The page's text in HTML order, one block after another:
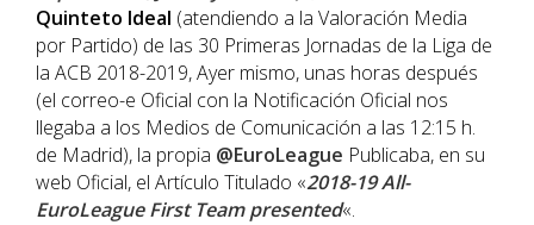
Quinteto Ideal (atendiendo a la Valoración Media
por Partido) de las 30 Primeras Jornadas de la Liga de
la ACB 2018-2019, Ayer mismo, unas horas después
(el correo-e Oficial con la Notificación Oficial nos
llegaba a los Medios de Comunicación a las 12:15 h.
de Madrid), la propia @EuroLeague Publicaba, en su
web Oficial, el Artículo Titulado «2018-19 All-
EuroLeague First Team presented«.